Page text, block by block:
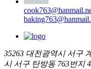
35263 대전광역시 서구
시 서구 탄방동 763번지